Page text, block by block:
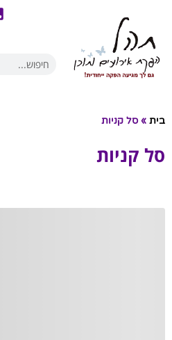
בית »סל קניות
סל קניות